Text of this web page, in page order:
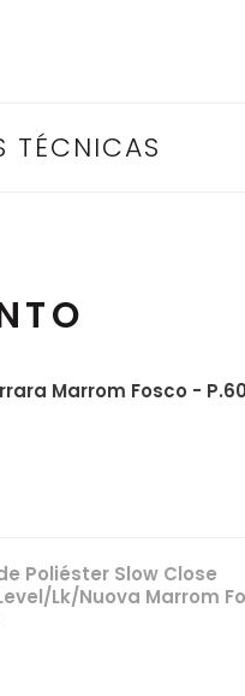
TÉCNICAS
Marrom Fosco -
Poliéster Slow Close
Lk/Nuova Marrom